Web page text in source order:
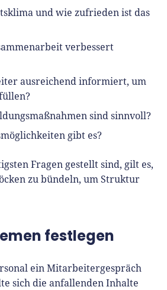
und wie zufrieden ist das
verbessert
ausreichend informiert, um
sind sinnvoll?
gibt es?
Fragen gestellt sind, gilt es,
zu bündeln, um Struktur
festlegen
ein Mitarbeitergespräch
sich die anfallenden Inhalte